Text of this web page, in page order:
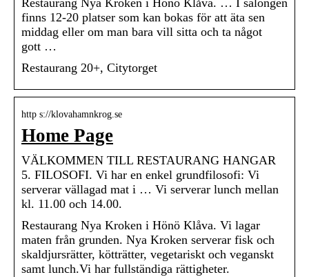
Restaurang Nya Kroken i Hönö Klåva. … I salongen
finns 12-20 platser som kan bokas för att äta sen
middag eller om man bara vill sitta och ta något
gott …
Restaurang 20+, Citytorget
http s://klovahamnkrog.se
Home Page
VÄLKOMMEN TILL RESTAURANG HANGAR
5. FILOSOFI. Vi har en enkel grundfilosofi: Vi
serverar vällagad mat i … Vi serverar lunch mellan
kl. 11.00 och 14.00.
Restaurang Nya Kroken i Hönö Klåva. Vi lagar
maten från grunden. Nya Kroken serverar fisk och
skaldjursrätter, kötträtter, vegetariskt och veganskt
samt lunch.Vi har fullständiga rättigheter.